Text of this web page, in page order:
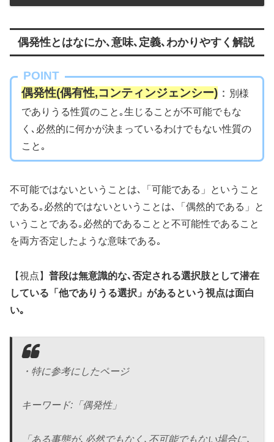
偶発性とはなにか､意味､定義､わかりやすく解説
POINT
偶発性(偶有性,コンティンジェンシー) ： 別様
でありうる性質のこと｡生じることが不可能でもな
く､必然的に何かが決まっているわけでもない性質の
こと｡
不可能ではないということは､「可能である」ということ
である｡必然的ではないということは､「偶然的である」と
いうことである｡必然的であることと不可能性であること
を両方否定したような意味である｡
【視点】 普段は無意識的な､否定される選択肢として潜在
している「他でありうる選択」があるという視点は面白
い｡
・特に参考にしたページ
キーワード:「偶発性」
「ある事態が､必然でもなく､不可能でもない場合に､